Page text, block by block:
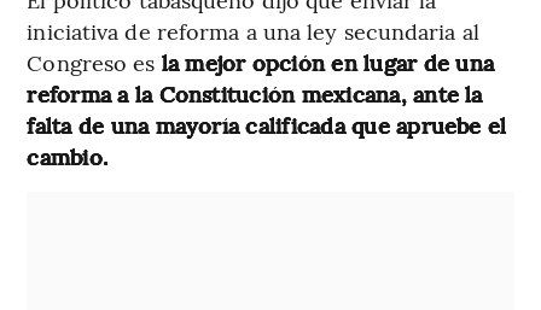
iniciativa de reforma a una ley secundaria al
Congreso es la mejor opción en lugar de una
reforma a la Constitución mexicana, ante la
falta de una mayoría calificada que apruebe el
cambio.